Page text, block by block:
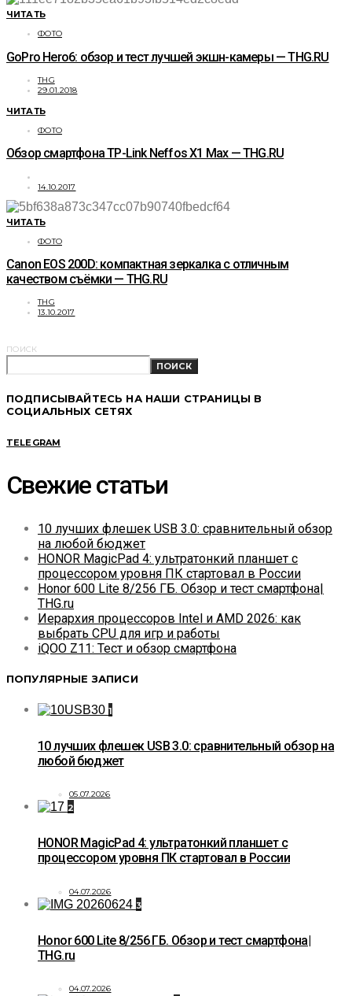
ЧИТАТЬ
ФОТО
GoPro Hero6: обзор и тест лучшей экшн-камеры — THG.RU
THG
29.01.2018
ЧИТАТЬ
ФОТО
Обзор смартфона TP-Link Neffos X1 Max — THG.RU
14.10.2017
ЧИТАТЬ
ФОТО
Canon EOS 200D: компактная зеркалка с отличным
качеством съёмки — THG.RU
THG
13.10.2017
ПОИСК
ПОИСК
ПОДПИСЫВАЙТЕСЬ НА НАШИ СТРАНИЦЫ В
СОЦИАЛЬНЫХ СЕТЯХ
TELEGRAM
Свежие статьи
10 лучших флешек USB 3.0: сравнительный обзор
на любой бюджет
HONOR MagicPad 4: ультратонкий планшет с
процессором уровня ПК стартовал в России
Honor 600 Lite 8/256 ГБ. Обзор и тест смартфона|
THG.ru
Иерархия процессоров Intel и AMD 2026: как
выбрать CPU для игр и работы
iQOO Z11: Тест и обзор смартфона
ПОПУЛЯРНЫЕ ЗАПИСИ
1
10 лучших флешек USB 3.0: сравнительный обзор на
любой бюджет
05.07.2026
2
HONOR MagicPad 4: ультратонкий планшет с
процессором уровня ПК стартовал в России
04.07.2026
3
Honor 600 Lite 8/256 ГБ. Обзор и тест смартфона|
THG.ru
04.07.2026